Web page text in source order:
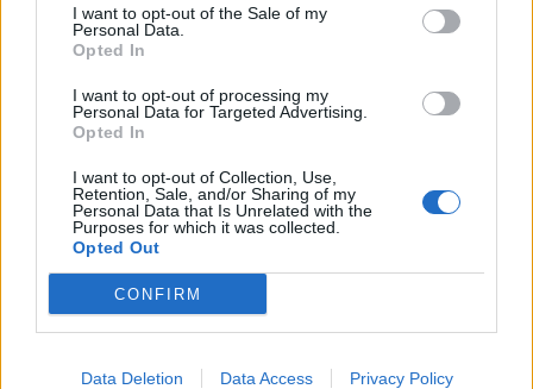
I want to opt-out of the Sale of my
Personal Data.
Opted In
I want to opt-out of processing my
Personal Data for Targeted Advertising.
Opted In
I want to opt-out of Collection, Use,
Retention, Sale, and/or Sharing of my
Personal Data that Is Unrelated with the
Purposes for which it was collected.
Opted Out
CONFIRM
Data Deletion Data Access Privacy Policy
Ετικέτες :Wes Anderson
Φεστιβάλ Κινηματογράφου της Βενετίας